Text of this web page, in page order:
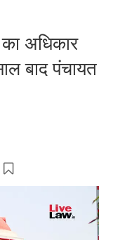
अधिकार
बाद पंचायत